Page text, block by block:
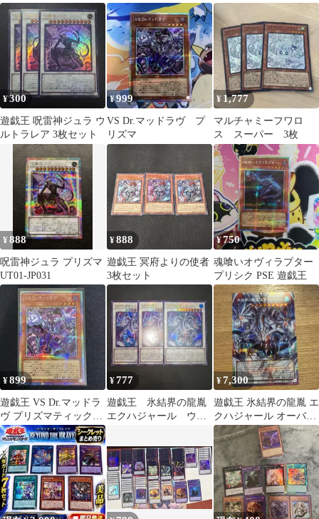
¥300
遊戯王 呪雷神ジュラ ウ
ルトラレア 3枚セット
¥999
VS Dr.マッドラヴ プ
リズマ
¥ 1,777
マルチャミーフワロ
ス スーパー 3枚
¥888
呪雷神ジュラ プリズマ
UT01-JP031
¥888
遊戯王 冥府よりの使者
3枚セット
¥750
魂喰いオヴィラプター
プリシク PSE 遊戯王
¥899
遊戯王 VS Dr.マッドラ
ヴ プリズマティックシ
ークレット
¥777
遊戯王 氷結界の龍胤
エクハジャール ウル
¥7,300
遊戯王 氷結界の龍胤 エ
クハジャール オーバー
フレームプリズマ